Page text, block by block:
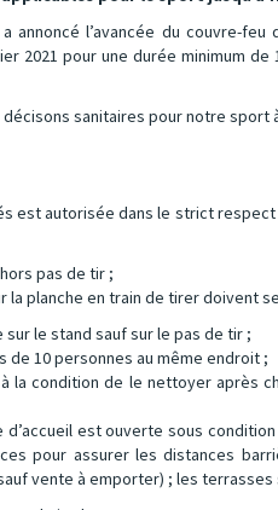
annoncé l’avancée du couvre-
2021 pour une durée minimum de
sanitaires pour notre sport
est autorisée dans le strict
pas de tir ;
la planche en train de tirer doivent
le stand sauf sur le pas de tir ;
10 personnes au même endroit ;
la condition de le nettoyer après
d’accueil est ouverte sous
pour assurer les distances
vente à emporter) ; les